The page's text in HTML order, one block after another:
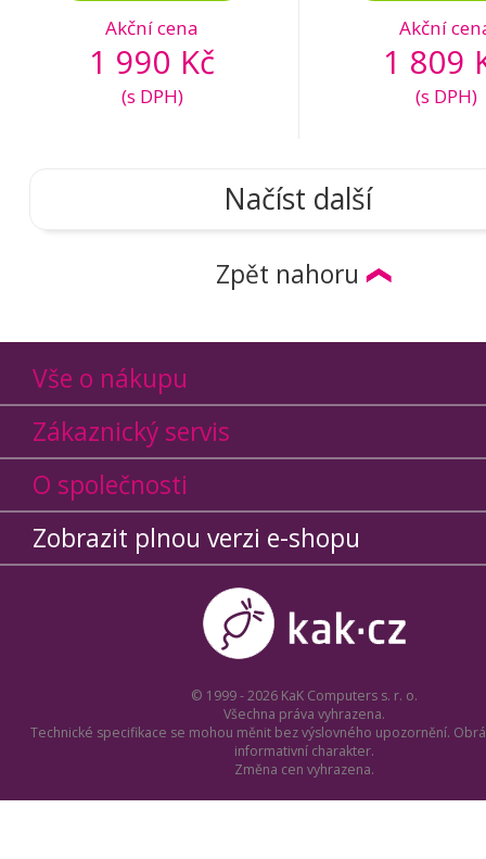
Akční cena
1 990 Kč
(s DPH)
Akční
1 809
(s DPH)
Načíst další
Zpět nahoru
Vše o nákupu
Zákaznický servis
O společnosti
Zobrazit plnou verzi e-shopu
© 1999 - 2026 KaK Computers s. r. o.
Všechna práva vyhrazena.
Technické specifikace se mohou měnit bez výslovného upozornění.
informativní charakter.
Změna cen vyhrazena.